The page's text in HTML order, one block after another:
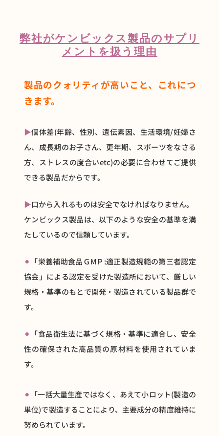
弊社がケンビックス製品のサプリ
メントを扱う理由
製品のクォリティが高いこと、これにつ
きます。
▶個体差(年齢、性別、遺伝素因、生活環境/妊婦さ
ん、成長期のお子さん、更年期、スポーツをなさる
方、ストレスの度合いetc)の必要に合わせてご提供
できる製品だからです。
▶口から入れるものは安全でなければなりません。
ケンビックス製品は、以下のような安全の基準を満
たしているので信頼しています。
⚫︎ 「栄養補助食品ＧМＰ:適正製造規範の第三者認定
協会」による認定を受けた製造所において、厳しい
規格・基準のもとで開発・製造されている製品群で
す。
⚫︎ 「食品衛生法に基づく規格・基準に適合し、安全
性の確保された高品質の原材料を使用されていま
す。
⚫︎ 「一括大量生産ではなく、あえて小ロット(製造の
単位)で製造することにより、主要成分の精度維持に
努められています。